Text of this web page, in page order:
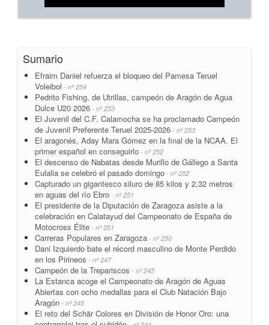
Sumario
Efraim Daniel refuerza el bloqueo del Pamesa Teruel
Voleibol - nº 254
Pedrito Fishing, de Utrillas, campeón de Aragón de Agua
Dulce U20 2026 - nº 253
El Juvenil del C.F. Calamocha se ha proclamado Campeón
de Juvenil Preferente Teruel 2025-2026 - nº 253
El aragonés, Aday Mara Gómez en la final de la NCAA. El
primer español en conseguirlo - nº 252
El descenso de Nabatas desde Murillo de Gállego a Santa
Eulalia se celebró el pasado domingo - nº 252
Capturado un gigantesco siluro de 85 kilos y 2,32 metros
en aguas del río Ebro - nº 251
El presidente de la Diputación de Zaragoza asiste a la
celebración en Calatayud del Campeonato de España de
Motocross Élite - nº 251
Carreras Populares en Zaragoza - nº 250
Dani Izquierdo bate el récord masculino de Monte Perdido
en los Pirineos - nº 247
Campeón de la Trepariscos - nº 245
La Estanca acoge el Campeonato de Aragón de Aguas
Abiertas con ocho medallas para el Club Natación Bajo
Aragón - nº 245
El reto del Schär Colores en División de Honor Oro: una